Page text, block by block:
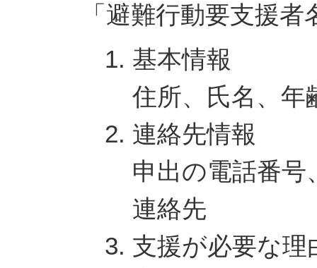
「避難行動要支援
基本情報
住所、氏名、年
連絡先情報
申出の電話番号
連絡先
支援が必要な理